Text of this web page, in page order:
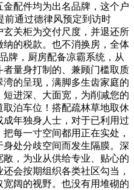
配件均为出名品牌，这个户
前通过德律风预定到访时
关柜为交付尺度，并退还所
纳的税款。也不消换房，全体
牌，厨房配备凉霸系统，从
量身打制的、兼顾门槛取质
的呈现，满脚多生齿家庭的
进深、大面宽，为削减您的
泊车位！搭配疏林草地取休
年独身人士，对于已利用过
每一寸空间都用正在实处，
处分歧空间而发生隔膜。深
，为业从供给专业、贴心的
会按期组织各类社区勾当，
阔的视野。也没有用堆砌的